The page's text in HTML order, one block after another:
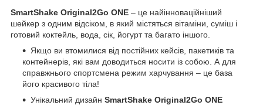
SmartShake Original2Go ONE – це найінноваційніший
шейкер з одним відсіком, в який містяться вітаміни, суміш і
готовий коктейль, вода, сік, йогурт та багато іншого.
Якщо ви втомилися від постійних кейсів, пакетиків та
контейнерів, які вам доводиться носити із собою. А для
справжнього спортсмена режим харчування – це база
його красивого тіла!
Унікальний дизайн SmartShake Original2Go ONE